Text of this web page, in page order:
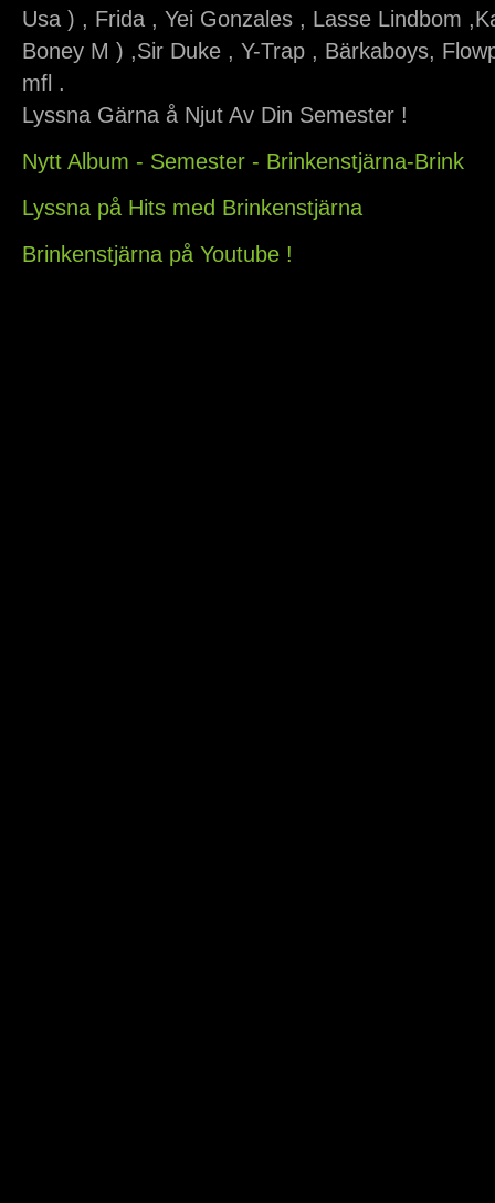
Usa ) , Frida , Yei Gonzales , Lasse Lindbom
Boney M ) ,Sir Duke , Y-Trap , Bärkaboys,
mfl .
Lyssna Gärna å Njut Av Din Semester !
Nytt Album - Semester - Brinkenstjärna-Brink
Lyssna på Hits med Brinkenstjärna
Brinkenstjärna på Youtube !